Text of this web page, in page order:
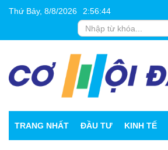
Thứ Bảy, 8/8/2026 2:56:45
TRANG NHẤT ĐẦU TƯ KINH TẾ